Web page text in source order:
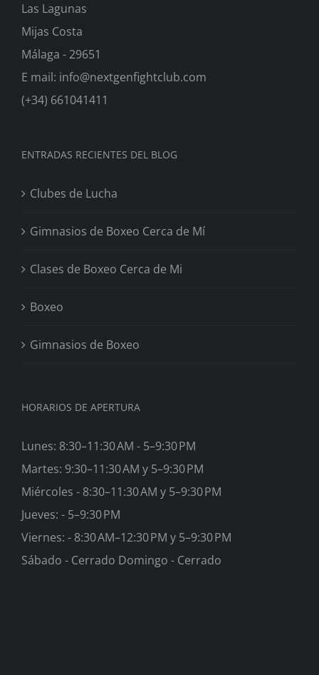
Las Lagunas
Mijas Costa
Málaga - 29651
E mail: info@nextgenfightclub.com
(+34) 661041411
ENTRADAS RECIENTES DEL BLOG
Clubes de Lucha
Gimnasios de Boxeo Cerca de Mí
Clases de Boxeo Cerca de Mi
Boxeo
Gimnasios de Boxeo
HORARIOS DE APERTURA
Lunes: 8:30–11:30 AM - 5–9:30 PM
Martes: 9:30–11:30 AM y 5–9:30 PM
Miércoles - 8:30–11:30 AM y 5–9:30 PM
Jueves: - 5–9:30 PM
Viernes: - 8:30 AM–12:30 PM y 5–9:30 PM
Sábado - Cerrado Domingo - Cerrado